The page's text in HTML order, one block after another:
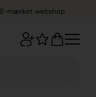
E-mærket webshop